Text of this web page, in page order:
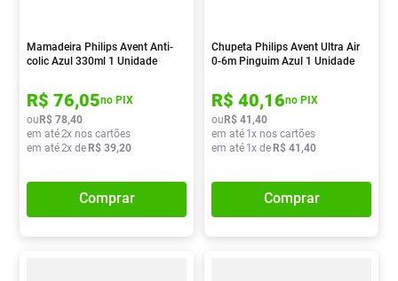
Mamadeira Philips Avent Anti-
colic Azul 330ml 1 Unidade
R$ 76,05no PIX
ouR$ 78,40
em até2x nos cartões
em até2x deR$ 39,20
Comprar
Chupeta Philips Avent Ultra Air
0-6m Pinguim Azul 1 Unidade
R$ 40,16no PIX
ouR$ 41 ,40
em até 1x nos cartões
em até 1x deR$ 41 ,40
Comprar